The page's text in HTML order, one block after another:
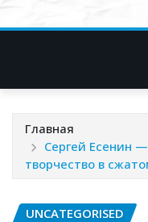
Главная
Сергей Есенин
творчество в
UNCATEGORISED